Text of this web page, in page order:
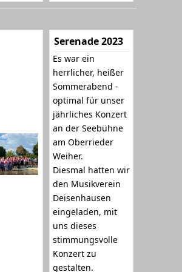
Serenade 2023
Es war ein
herrlicher, heißer
Sommerabend -
optimal für unser
jährliches Konzert
an der Seebühne
am Oberrieder
Weiher.
Diesmal hatten wir
den Musikverein
Deisenhausen
eingeladen, mit
uns dieses
stimmungsvolle
Konzert zu
gestalten.